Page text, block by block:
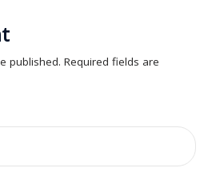
published. Required fields are